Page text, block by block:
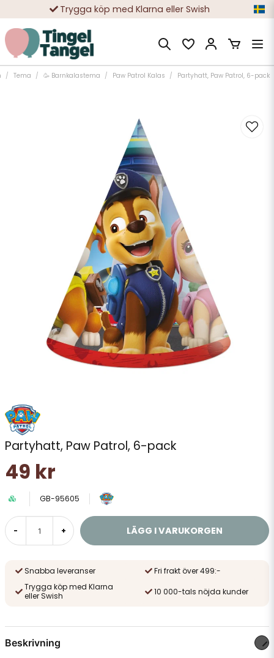
Trygga köp med Klarna eller Swish
10 000-tals nöjda kunder
Tema 🥳 Barnkalastema Paw Patrol Kalas Partyhatt, Paw Patrol, 6-pack
Partyhatt, Paw Patrol, 6-pack
49 kr
GB-95605
- + LÄGG I VARUKORGEN
Snabba leveranser
Fri frakt över 499:-
Trygga köp med Klarna
eller Swish
10 000-tals nöjda kunder
Beskrivning